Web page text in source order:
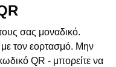
σας μοναδικό.
με τον εορτασμό. Μην
QR - μπορείτε να